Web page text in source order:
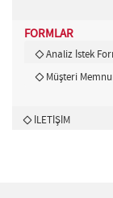
FORMLAR
Analiz İstek
Müşteri
İLETİŞİM